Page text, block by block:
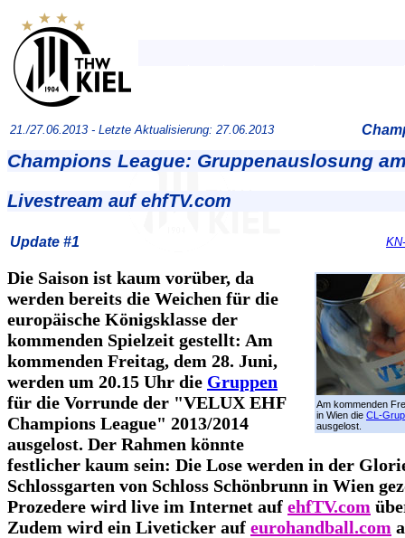
21./27.06.2013 - Letzte Aktualisierung: 27.06.2013
Champions League: Gruppenauslosung
Livestream auf ehfTV.com
Update #1
Am kommenden
in Wien die CL-
ausgelost.
Die Saison ist kaum vorüber, da
werden bereits die Weichen für die
europäische Königsklasse der
kommenden Spielzeit gestellt: Am
kommenden Freitag, dem 28. Juni,
werden um 20.15 Uhr die Gruppen
für die Vorrunde der "VELUX EHF
Champions League" 2013/2014
ausgelost. Der Rahmen könnte
festlicher kaum sein: Die Lose werden in der
Schlossgarten von Schloss Schönbrunn in Wien
Prozedere wird live im Internet auf ehfTV.com
Zudem wird ein Liveticker auf eurohandball.com